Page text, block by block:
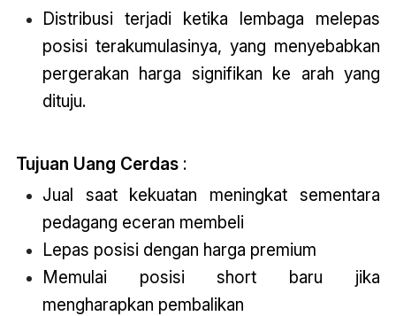
Distribusi terjadi ketika lembaga melepas
posisi terakumulasinya, yang menyebabkan
pergerakan harga signifikan ke arah yang
dituju.
Tujuan Uang Cerdas:
Jual saat kekuatan meningkat sementara
pedagang eceran membeli
Lepas posisi dengan harga premium
Memulai posisi short baru jika
mengharapkan pembalikan